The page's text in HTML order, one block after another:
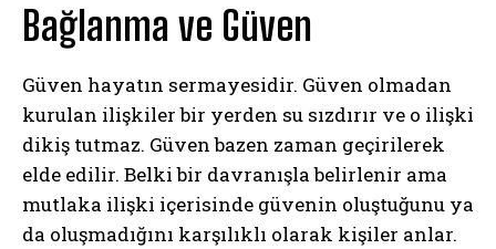
Bağlanma ve Güven
Güven hayatın sermayesidir. Güven olmadan
kurulan ilişkiler bir yerden su sızdırır ve o ilişki
dikiş tutmaz. Güven bazen zaman geçirilerek
elde edilir. Belki bir davranışla belirlenir ama
mutlaka ilişki içerisinde güvenin oluştuğunu ya
da oluşmadığını karşılıklı olarak kişiler anlar.